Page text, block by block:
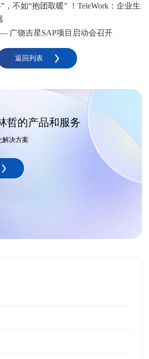
，不如“抱团取暖” ！TeleWork：企业生
广饶吉星SAP项目启动会召开
返回列表
哲的产品和服务
解决方案